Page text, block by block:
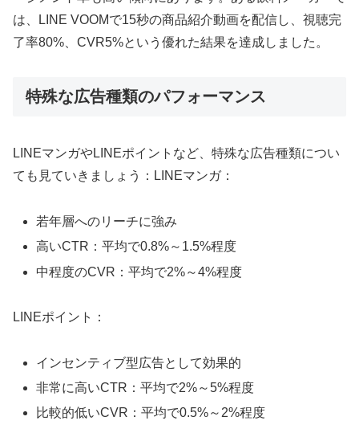
は、LINE VOOMで15秒の商品紹介動画を配信し、視聴完
了率80%、CVR5%という優れた結果を達成しました。
特殊な広告種類のパフォーマンス
LINEマンガやLINEポイントなど、特殊な広告種類につい
ても見ていきましょう：LINEマンガ：
若年層へのリーチに強み
高いCTR：平均で0.8%～1.5%程度
中程度のCVR：平均で2%～4%程度
LINEポイント：
インセンティブ型広告として効果的
非常に高いCTR：平均で2%～5%程度
比較的低いCVR：平均で0.5%～2%程度